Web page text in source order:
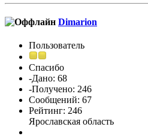
Dimarion
Пользователь
Спасибо
-Дано: 68
-Получено: 246
Сообщений: 67
Рейтинг: 246
Ярославская область